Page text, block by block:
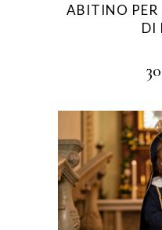
ABITINO PER
DI